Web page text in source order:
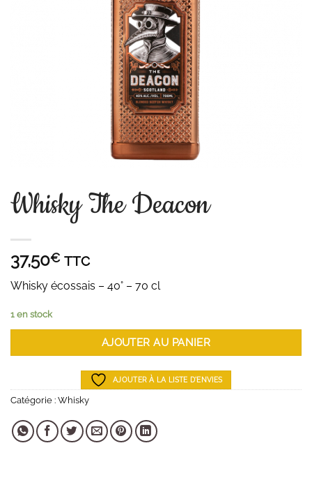
Whisky The Deacon
37,50€ TTC
Whisky écossais – 40° – 70 cl
1 en stock
AJOUTER AU PANIER
AJOUTER À LA LISTE D'ENVIES
Catégorie : Whisky